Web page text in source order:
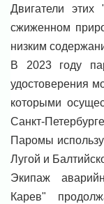
Двигатели этих
сжиженном
низким
В 2023 году
удостоверения
которыми
Санкт-
Паромы
Лугой и
Экипаж
Карев"